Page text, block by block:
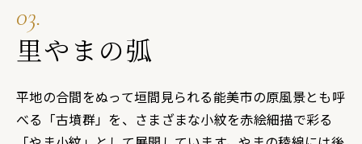
03.
里やまの弧
平地の合間をぬって垣間見られる能美市の原風景とも呼
べる「古墳群」を、さまざまな小紋を赤絵細描で彩る